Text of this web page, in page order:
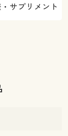
サプリメント